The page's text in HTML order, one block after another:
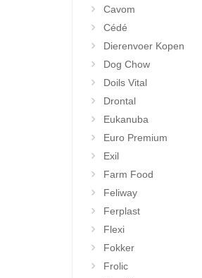
Cavom
Cédé
Dierenvoer Kopen
Dog Chow
Doils Vital
Drontal
Eukanuba
Euro Premium
Exil
Farm Food
Feliway
Ferplast
Flexi
Fokker
Frolic